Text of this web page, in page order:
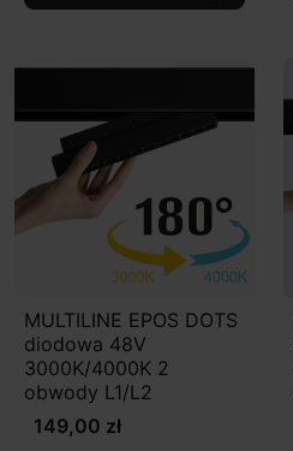
MULTILINE EPOS DOTS
diodowa 48V
3000K/4000K 2
obwody L1/L2
149,00 zł